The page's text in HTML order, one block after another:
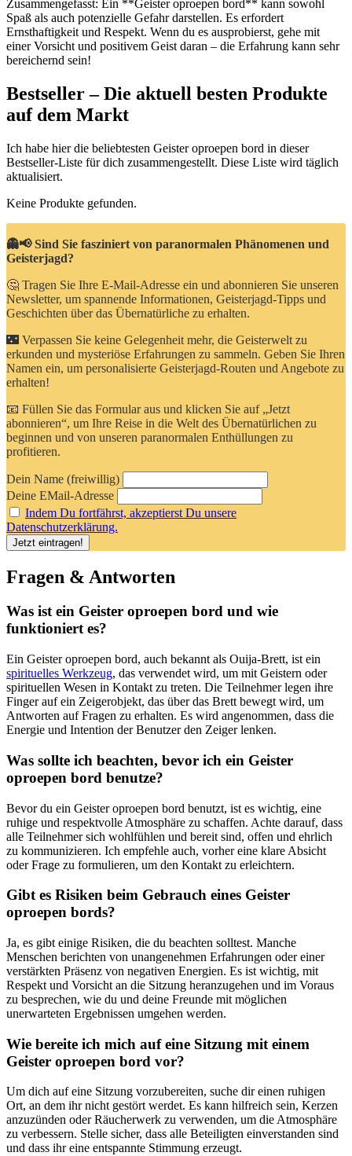
Zusammengefasst: Ein **Geister oproepen bord** kann sowohl
Spaß als auch potenzielle Gefahr darstellen. Es erfordert
Ernsthaftigkeit und Respekt. Wenn du es ausprobierst, gehe mit
einer Vorsicht und positivem Geist daran – die Erfahrung kann sehr
bereichernd sein!
Bestseller – Die aktuell besten Produkte
auf dem Markt
Ich habe hier die beliebtesten Geister oproepen bord in dieser
Bestseller-Liste für dich zusammengestellt. Diese Liste wird täglich
aktualisiert.
Keine Produkte gefunden.
👻📢 Sind Sie fasziniert von paranormalen Phänomenen und
Geisterjagd?
🤔 Tragen Sie Ihre E-Mail-Adresse ein und abonnieren Sie unseren
Newsletter, um spannende Informationen, Geisterjagd-Tipps und
Geschichten über das Übernatürliche zu erhalten.
🌃 Verpassen Sie keine Gelegenheit mehr, die Geisterwelt zu
erkunden und mysteriöse Erfahrungen zu sammeln. Geben Sie Ihren
Namen ein, um personalisierte Geisterjagd-Routen und Angebote zu
erhalten!
📧 Füllen Sie das Formular aus und klicken Sie auf „Jetzt
abonnieren“, um Ihre Reise in die Welt des Übernatürlichen zu
beginnen und von unseren paranormalen Enthüllungen zu
profitieren.
Dein Name (freiwillig)
Deine EMail-Adresse
Indem Du fortfährst, akzeptierst Du unsere
Datenschutzerklärung.
Fragen & Antworten
Was ist ein Geister oproepen bord und wie
funktioniert es?
Ein Geister oproepen bord, auch bekannt als Ouija-Brett, ist ein
spirituelles Werkzeug, das verwendet wird, um mit Geistern oder
spirituellen Wesen in Kontakt zu treten. Die Teilnehmer legen ihre
Finger auf ein Zeigerobjekt, das über das Brett bewegt wird, um
Antworten auf Fragen zu erhalten. Es wird angenommen, dass die
Energie und Intention der Benutzer den Zeiger lenken.
Was sollte ich beachten, bevor ich ein Geister
oproepen bord benutze?
Bevor du ein Geister oproepen bord benutzt, ist es wichtig, eine
ruhige und respektvolle Atmosphäre zu schaffen. Achte darauf, dass
alle Teilnehmer sich wohlfühlen und bereit sind, offen und ehrlich
zu kommunizieren. Ich empfehle auch, vorher eine klare Absicht
oder Frage zu formulieren, um den Kontakt zu erleichtern.
Gibt es Risiken beim Gebrauch eines Geister
oproepen bords?
Ja, es gibt einige Risiken, die du beachten solltest. Manche
Menschen berichten von unangenehmen Erfahrungen oder einer
verstärkten Präsenz von negativen Energien. Es ist wichtig, mit
Respekt und Vorsicht an die Sitzung heranzugehen und im Voraus
zu besprechen, wie du und deine Freunde mit möglichen
unerwarteten Ergebnissen umgehen werden.
Wie bereite ich mich auf eine Sitzung mit einem
Geister oproepen bord vor?
Um dich auf eine Sitzung vorzubereiten, suche dir einen ruhigen
Ort, an dem ihr nicht gestört werdet. Es kann hilfreich sein, Kerzen
anzuzünden oder Räucherwerk zu verwenden, um die Atmosphäre
zu verbessern. Stelle sicher, dass alle Beteiligten einverstanden sind
und dass ihr eine entspannte Stimmung erzeugt.